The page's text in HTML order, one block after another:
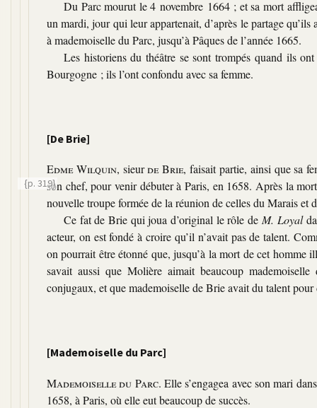
Du Parc mourut le 4 novembre 1664 ; et sa mort
un mardi, jour qui leur appartenait, d’après le partage
à mademoiselle du Parc, jusqu’à Pâques de l’année 1665.
Les historiens du théâtre se sont trompés quand ils
Bourgogne ; ils l’ont confondu avec sa femme.
[De Brie]
Edme Wilquin, sieurde Brie, faisait partie, ainsi que sa
son chef, pour venir débuter
{p. 319}
à Paris, en 1658. Après la
nouvelle troupe formée de la réunion de celles du Marais
Ce fat de Brie qui joua d’original le rôle de M. Loyal
acteur, on est fondé à croire qu’il n’avait pas de talent.
on pourrait être étonné que, jusqu’à la mort de cet homme
savait aussi que Molière aimait beaucoup
conjugaux, et que mademoiselle de Brie avait du talent pour
[Mademoiselle du Parc]
Mademoiselle du Parc. Elle s’engagea avec son mari
1658, à Paris, où elle eut beaucoup de succès.